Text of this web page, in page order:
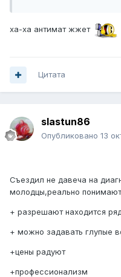
ха-ха антимат жжет
Цитата
slastun86
Опубликовано 13
Съездил не давеча на
молодцы,реально
+ разрешают находится
+ можно задавать глупые
+цены радуют
+профессионализм